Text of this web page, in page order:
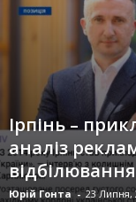
Ірпінь –
аналіз
Юрій Гонта - 23 Липня,